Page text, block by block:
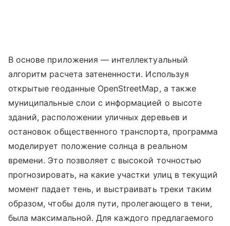
В основе приложения — интеллектуальный
алгоритм расчета затененности. Используя
открытые геоданные OpenStreetMap, а также
муниципальные слои с информацией о высоте
зданий, расположении уличных деревьев и
остановок общественного транспорта, программа
моделирует положение солнца в реальном
времени. Это позволяет с высокой точностью
прогнозировать, на какие участки улиц в текущий
момент падает тень, и выстраивать треки таким
образом, чтобы доля пути, пролегающего в тени,
была максимальной. Для каждого предлагаемого